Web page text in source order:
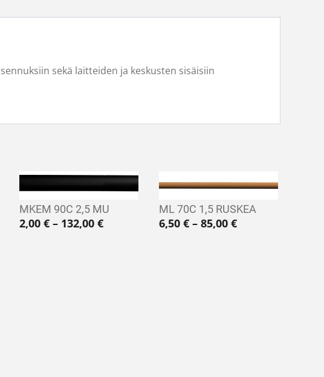
sekä laitteiden ja keskusten sisäisiin
6,50 € - 85,00 €
MKEM 90C 2,5 MU
2,00€ – 132,00€Hintaluokka: 2,00 € - 132,00 €
ML 70C 1,5 RUSKEA
6,50€ – 85,00€Hintaluokka: